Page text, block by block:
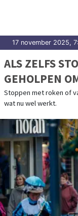
17 november 2025,
ALS ZELFS
GEHOLPEN
OF VAPEN
Stoppen met roken of
wat nu wel werkt.